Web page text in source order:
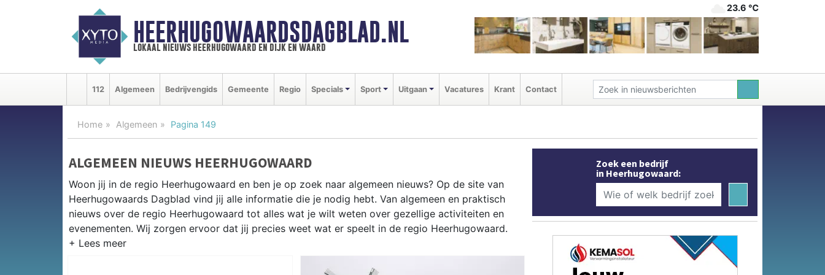
HEERHUGOWAARDSDAGBLAD.NL
lokaal nieuws heerhugowaard en dijk en waard
23.6 ℃
112 Algemeen Bedrijvengids Gemeente Regio Specials Sport Uitgaan Vacatures Krant Contact
Home Algemeen Pagina 149
ALGEMEEN NIEUWS HEERHUGOWAARD
Woon jij in de regio Heerhugowaard en ben je op zoek naar algemeen nieuws? Op de site van
Heerhugowaards Dagblad vind jij alle informatie die je nodig hebt. Van algemeen en praktisch
nieuws over de regio Heerhugowaard tot alles wat je wilt weten over gezellige activiteiten en
evenementen. Wij zorgen ervoor dat jij precies weet wat er speelt in de regio Heerhugowaard.
ALGEMEEN NIEUWS EN PRAKTISCHE INFORMATIE HEERHUGOWAARD
Zoek een bedrijf
in Heerhugowaard: